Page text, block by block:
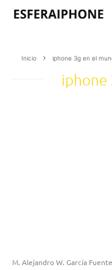
Inicio iphone 3g en el
iphone
M. Alejandro W. García